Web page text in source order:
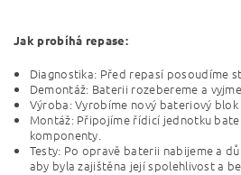
Jak probíhá repase:
Diagnostika: Před repasí posoudíme
Demontáž: Baterii rozebereme a
Výroba: Vyrobíme nový bateriový
Montáž: Připojíme řídicí jednotku
komponenty.
Testy: Po opravě baterii nabijeme a
aby byla zajištěna její spolehlivost a